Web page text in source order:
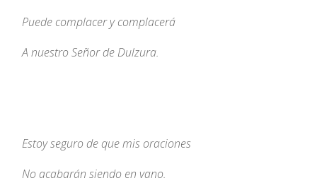
Puede complacer y complacerá
A nuestro Señor de Dulzura.
Estoy seguro de que mis oraciones
No acabarán siendo en vano.